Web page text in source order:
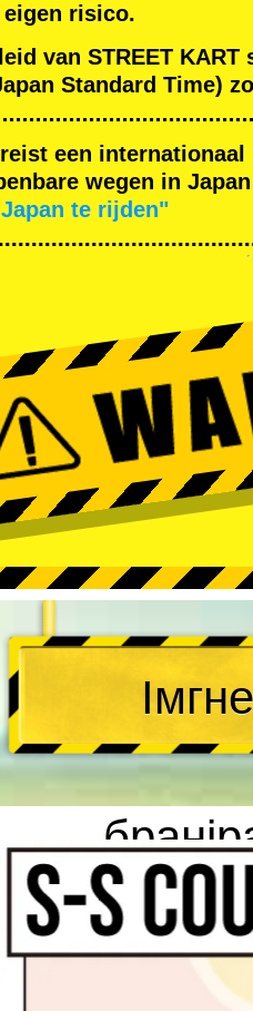
risico.
van STREET
Standard Time)
een
wegen in
te rijden"